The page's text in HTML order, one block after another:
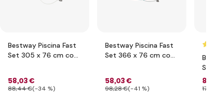
Bestway Piscina Fast
Set 305 x 76 cm con
58,03 €
88,44 €(-34 %)
Bestway Piscina Fast
Set 366 x 76 cm con
58,03 €
98,28 €(-41 %)
Set
84
176